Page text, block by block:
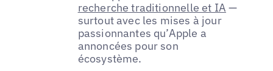
recherche traditionnelle et IA —
surtout avec les mises à jour
passionnantes qu’Apple a
annoncées pour son
écosystème.